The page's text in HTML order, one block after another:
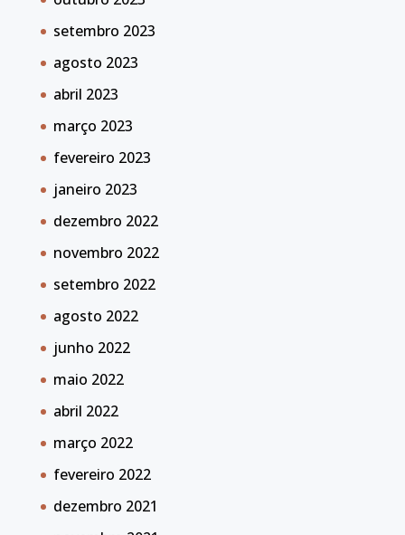
setembro 2023
agosto 2023
abril 2023
março 2023
fevereiro 2023
janeiro 2023
dezembro 2022
novembro 2022
setembro 2022
agosto 2022
junho 2022
maio 2022
abril 2022
março 2022
fevereiro 2022
dezembro 2021